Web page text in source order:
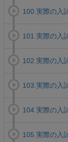
100.実際の入
101.実際の入
102.実際の入
103.実際の入
104.実際の入
105.実際の入